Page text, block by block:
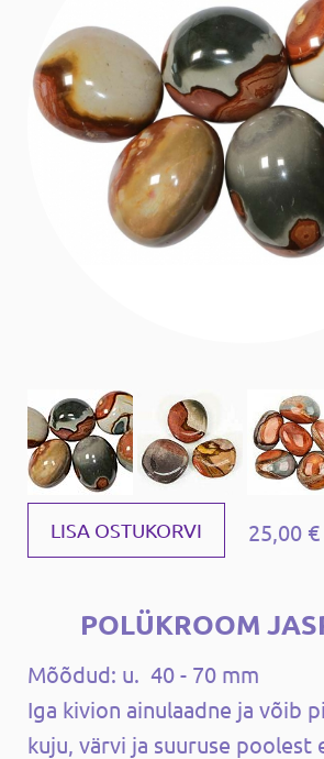
LISA OSTUKORVI 25,00 €
POLÜKROOM
Mõõdud: u. 40 - 70 mm
Iga kivion ainulaadne ja võib
kuju, värvi ja suuruse poolest